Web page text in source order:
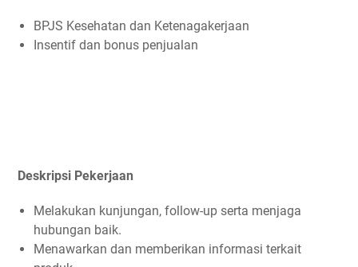
BPJS Kesehatan dan Ketenagakerjaan
Insentif dan bonus penjualan
Deskripsi Pekerjaan
Melakukan kunjungan, follow-up serta menjaga
hubungan baik.
Menawarkan dan memberikan informasi terkait